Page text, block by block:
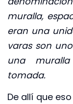
muralla,
eran una
varas son
una
tomada.
De allí que